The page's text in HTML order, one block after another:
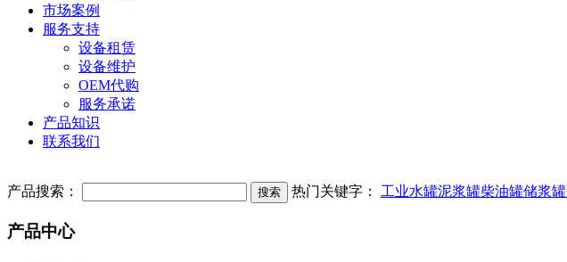
市场案例
服务支持
设备租赁
设备维护
OEM代购
服务承诺
产品知识
联系我们
产品搜索： 热门关键字： 工业水罐泥浆罐柴油罐储浆罐
产品中心